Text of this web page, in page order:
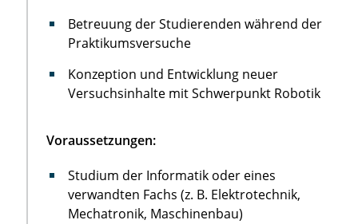
Betreuung der Studierenden während der
Praktikumsversuche
Konzeption und Entwicklung neuer
Versuchsinhalte mit Schwerpunkt Robotik
Voraussetzungen:
Studium der Informatik oder eines
verwandten Fachs (z. B. Elektrotechnik,
Mechatronik, Maschinenbau)